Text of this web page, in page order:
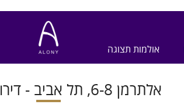
אולמות תצוגה
אלתרמן 6-8, תל אביב - דירות טיפוסיות